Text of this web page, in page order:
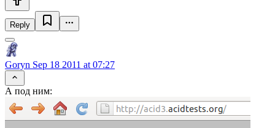
Reply
Goryn Sep 18 2011 at 07:27
А под ним: